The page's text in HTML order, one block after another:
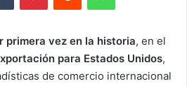
primera vez en la historia, en el
para Estados Unidos,
de comercio internacional